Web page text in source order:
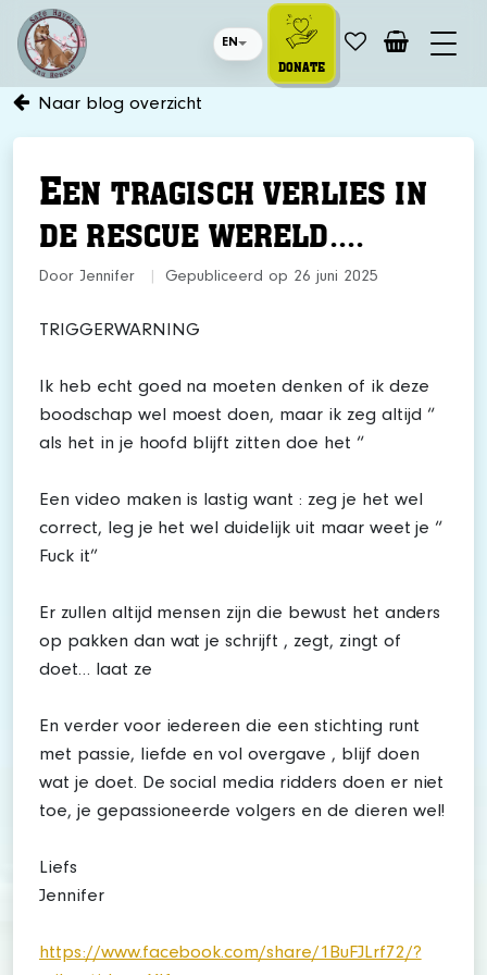
EN
DONATE
Naar blog overzicht
EEN TRAGISCH VERLIES IN
DE RESCUE WERELD....
Door Jennifer Gepubliceerd op 26 juni 2025
TRIGGERWARNING
Ik heb echt goed na moeten denken of ik deze
boodschap wel moest doen, maar ik zeg altijd “
als het in je hoofd blijft zitten doe het “
Een video maken is lastig want : zeg je het wel
correct, leg je het wel duidelijk uit maar weet je “
Fuck it”
Er zullen altijd mensen zijn die bewust het anders
op pakken dan wat je schrijft , zegt, zingt of
doet… laat ze
En verder voor iedereen die een stichting runt
met passie, liefde en vol overgave , blijf doen
wat je doet. De social media ridders doen er niet
toe, je gepassioneerde volgers en de dieren wel!
Liefs
Jennifer
https://www.facebook.com/share/1BuFJLrf72/?